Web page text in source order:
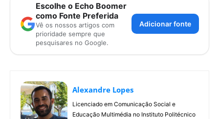
Escolhe o Echo Boomer
como Fonte Preferida
Vê os nossos artigos com
prioridade sempre que
pesquisares no Google.
Adicionar fonte
Alexandre Lopes
Licenciado em Comunicação Social e
Educação Multimédia no Instituto Politécnico